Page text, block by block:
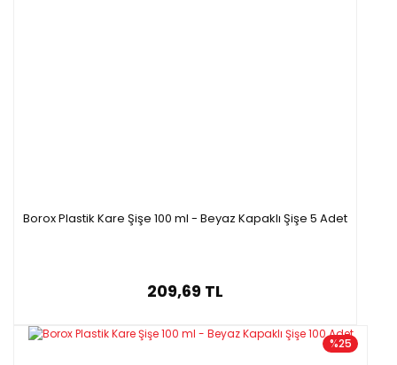
Borox Plastik Kare Şişe 100 ml - Beyaz Kapaklı Şişe 5 Adet
209,69 TL
%25